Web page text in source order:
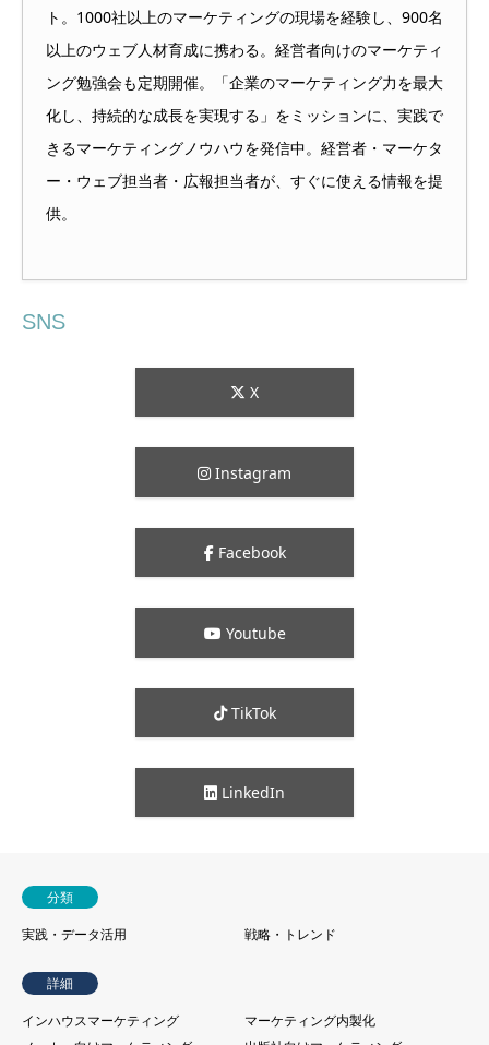
ト。1000社以上のマーケティングの現場を経験し、900名
以上のウェブ人材育成に携わる。経営者向けのマーケティ
ング勉強会も定期開催。「企業のマーケティング力を最大
化し、持続的な成長を実現する」をミッションに、実践で
きるマーケティングノウハウを発信中。経営者・マーケタ
ー・ウェブ担当者・広報担当者が、すぐに使える情報を提
供。
SNS
X
Instagram
Facebook
Youtube
TikTok
LinkedIn
分類
実践・データ活用
戦略・トレンド
詳細
インハウスマーケティング
マーケティング内製化